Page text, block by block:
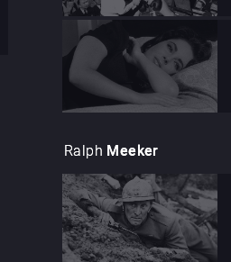
Ralph Meeker